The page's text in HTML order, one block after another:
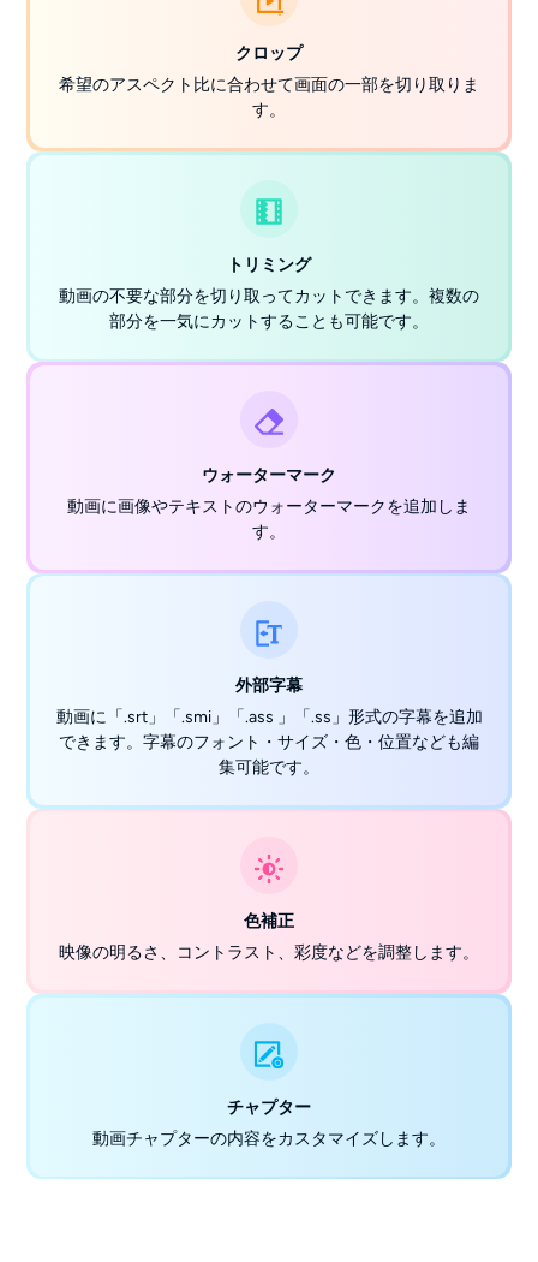
クロップ
希望のアスペクト比に合わせて画面の一部を切り取りま
す。
トリミング
動画の不要な部分を切り取ってカットできます。複数の
部分を一気にカットすることも可能です。
ウォーターマーク
動画に画像やテキストのウォーターマークを追加しま
す。
外部字幕
動画に「.srt」「.smi」「.ass 」「.ss」形式の字幕を追加
できます。字幕のフォント・サイズ・色・位置なども編
集可能です。
色補正
映像の明るさ、コントラスト、彩度などを調整します。
チャプター
動画チャプターの内容をカスタマイズします。